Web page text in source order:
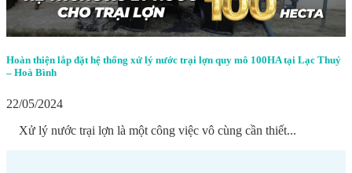
Hoàn thiện lắp đặt hệ thống xử lý nước trại lợn quy mô 100HA tại Lạc Thuỷ
– Hoà Bình
22/05/2024
Xử lý nước trại lợn là một công việc vô cùng cần thiết...